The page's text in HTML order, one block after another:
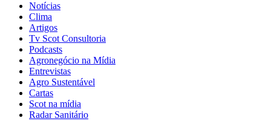
Notícias
Clima
Artigos
Tv Scot Consultoria
Podcasts
Agronegócio na Mídia
Entrevistas
Agro Sustentável
Cartas
Scot na mídia
Radar Sanitário